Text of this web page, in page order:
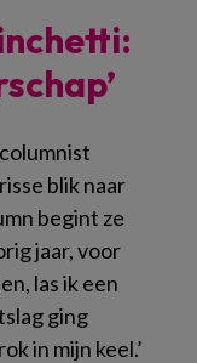
blik naar
begint ze
jaar, voor
las ik een
ging
in mijn keel.’